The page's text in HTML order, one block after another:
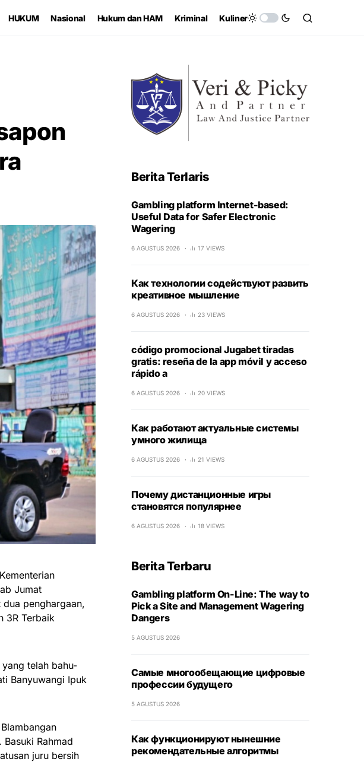
HUKUM Nasional Hukum dan HAM Kriminal Kuliner
Jumat
penghargaan,
3R Terbaik
telah bahu-
Banyuwangi Ipuk
Rahmad
juru bersih
Berita Terlaris
Gambling platform Internet-based:
Useful Data for Safer Electronic
Wagering
6 AGUSTUS 2026 17 VIEWS
Как технологии содействуют развить
креативное мышление
6 AGUSTUS 2026 23 VIEWS
código promocional Jugabet tiradas
gratis: reseña de la app móvil y acceso
rápido a
6 AGUSTUS 2026 20 VIEWS
Как работают актуальные системы
умного жилища
6 AGUSTUS 2026 21 VIEWS
Почему дистанционные игры
становятся популярнее
6 AGUSTUS 2026 18 VIEWS
Berita Terbaru
Gambling platform On-Line: The way to
Pick a Site and Management Wagering
Dangers
5 AGUSTUS 2026
Самые многообещающие цифровые
профессии будущего
5 AGUSTUS 2026
Как функционируют нынешние
рекомендательные алгоритмы